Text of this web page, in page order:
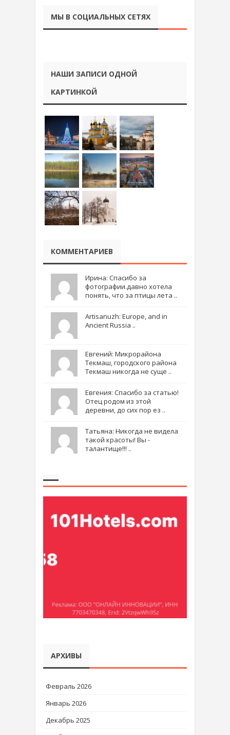
МЫ В СОЦИАЛЬНЫХ СЕТЯХ
НАШИ ЗАПИСИ ОДНОЙ
КАРТИНКОЙ
КОММЕНТАРИЕВ
Ирина: Спасибо за
фотографии.давно хотела
понять, что за птицы лета ..
Artisanuzh: Europe, and in
Ancient Russia ..
Евгений: Микрорайона
Текмаш, городского района
Текмаш никогда не суще ..
Евгения: Спасибо за статью!
Отец родом из этой
деревни, до сих пор ез ..
Татьяна: Никогда не видела
такой красоты! Вы -
талантище!!! ..
АРХИВЫ
Февраль 2026
Январь 2026
Декабрь 2025